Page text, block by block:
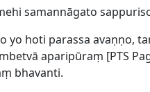
samannāgato
yo hoti parassa avaṇṇo,
aparipūraṃ [PTS
bhavanti.